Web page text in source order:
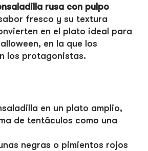
rusa con pulpo
fresco y su textura
en el plato ideal para
en la que los
los protagonistas.
en un plato amplio,
de tentáculos como una
negras o pimientos rojos